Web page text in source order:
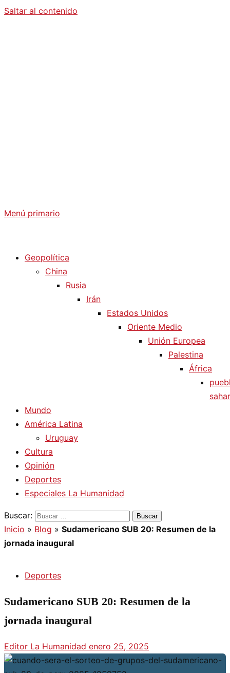
Saltar al contenido
Menú primario
Geopolítica
China
Rusia
Irán
Estados Unidos
Oriente Medio
Unión Europea
Palestina
África
Mundo
América Latina
Uruguay
Cultura
Opinión
Deportes
Especiales La Humanidad
Buscar:
Inicio » Blog » Sudamericano SUB 20: Resumen de la
jornada inaugural
Deportes
Sudamericano SUB 20: Resumen de la
jornada inaugural
Editor La Humanidad enero 25, 2025